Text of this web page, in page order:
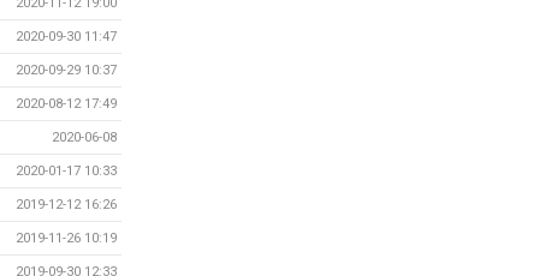
2020-09-30 11:47
2020-09-29 10:37
2020-08-12 17:49
2020-06-08
2020-01-17 10:33
2019-12-12 16:26
2019-11-26 10:19
2019-09-30 12:33